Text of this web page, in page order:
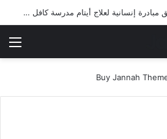
شركة نفط ميسان تطلق مبادرة إنسانية لعلاج أيتام مدرسة كافل اليتيم